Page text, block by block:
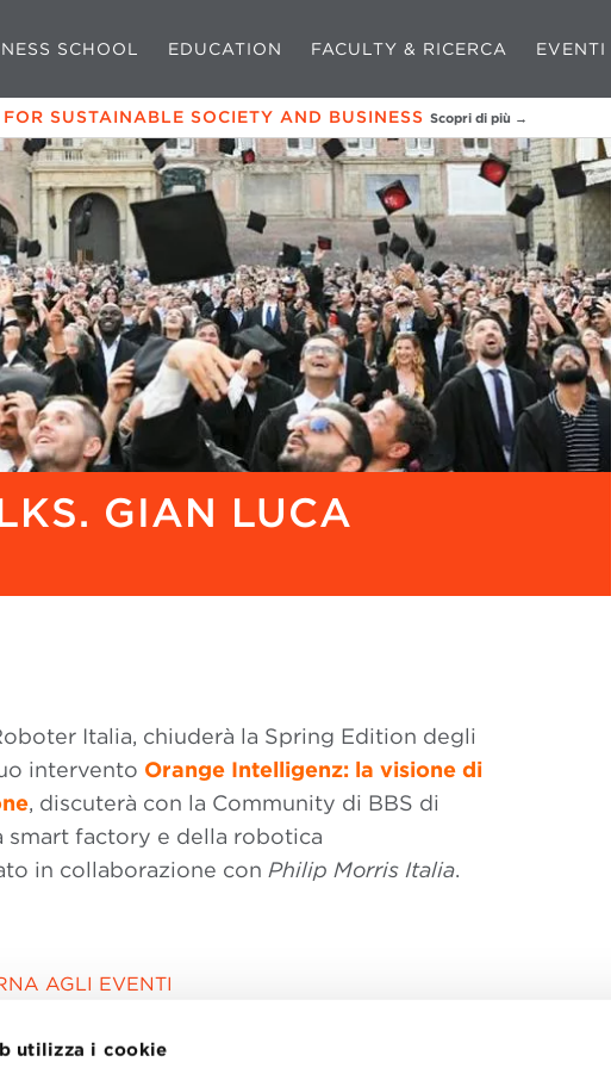
utilizza i cookie
SCHOOL EDUCATION FACULTY & RICERCA EVENTI
SUSTAINABLE SOCIETY AND BUSINESS Scopri di più →
GIAN LUCA
Italia, chiuderà la Spring Edition degli
intervento Orange Intelligenz: la visione di
, discuterà con la Community di BBS di
smart factory e della robotica
in collaborazione con Philip Morris Italia.
AGLI EVENTI